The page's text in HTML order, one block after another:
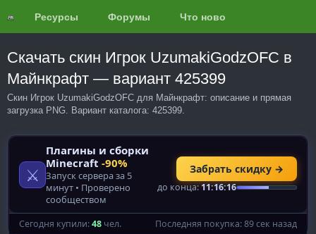
Ресурсы Форумы Что нового?
Скачать скин Игрок UzumakiGodzOFC в
Майнкрафт — вариант 425399
Скин Игрок UzumakiGodzOFC для Майнкрафт: описание и прямая
загрузка PNG. Вариант каталога: 425399.